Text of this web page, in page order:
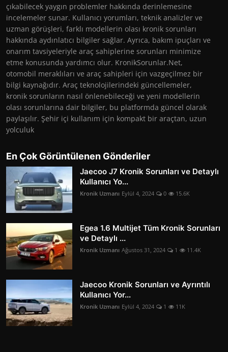
çıkabilecek yaygın problemler hakkında derinlemesine
incelemeler sunar. Kullanıcı yorumları, teknik analizler ve
uzman görüşleri, farklı modellerin olası kronik sorunları
hakkında aydınlatıcı bilgiler sağlar. Ayrıca, bakım ipuçları ve
onarım tavsiyeleriyle araç sahiplerine sorunları minimize
etme konusunda yardımcı olur. KronikSorunlar.Net,
otomobil meraklıları ve araç sahipleri için vazgeçilmez bir
bilgi kaynağıdır. Araç teknolojilerindeki güncellemeler,
kronik sorunların nasıl önlenebileceği ve yeni modellerin
olası sorunlarına dair bilgiler, bu platformda güncel olarak
paylaşılır. Şehir içi kullanım için kompakt bir araçtan, uzun
yolculuk
En Çok Görüntülenen Gönderiler
Jaecoo J7 Kronik Sorunları ve Detaylı
Kullanıcı Yo...
Kronik Uzmanı Eylül 4, 2024 0 15.6K
Egea 1.6 Multijet Tüm Kronik Sorunları
ve Detaylı ...
Kronik Uzmanı Ağustos 31, 2024 1 11.4K
Jaecoo Kronik Sorunları ve Ayrıntılı
Kullanıcı Yor...
Kronik Uzmanı Eylül 4, 2024 1 11K